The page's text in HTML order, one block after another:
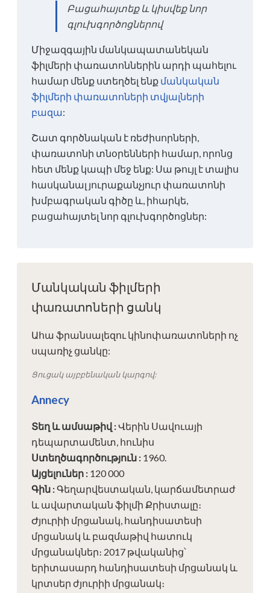
Բացահայտեք և կիսվեք նոր
գլուխգործոցներով
Միջազգային մանկապատանեկան
ֆիլմերի փառատոններին արդի պահելու
համար մենք ստեղծել ենք մանկական
ֆիլմերի փառատոների տվյալների
բազա:
Շատ գործնական է ռեժիսորների,
փառատոնի տնօրենների համար, որոնց
հետ մենք կապի մեջ ենք: Սա թույլ է տալիս
հասկանալ յուրաքանչյուր փառատոնի
խմբագրական գիծը և, իհարկե,
բացահայտել նոր գլուխգործոցներ:
Մանկական ֆիլմերի
փառատոների ցանկ
Ահա ֆրանսալեզու կինոփառատոների ոչ
սպառիչ ցանկը:
Ցուցակ այբբենական կարգով:
Annecy
Տեղ և ամսաթիվ :Վերին Սավուայի
դեպարտամենտ, հունիս
Ստեղծագործություն : 1960.
Այցելուներ : 120 000
Գին :Գեղարվեստական, կարճամետրաժ
և ավարտական ​​ֆիլմի Քրիստալը։
Ժյուրիի մրցանակ, հանդիսատեսի
մրցանակ և բազմաթիվ հատուկ
մրցանակներ։ 2017 թվականից՝
երիտասարդ հանդիսատեսի մրցանակ և
կրտսեր ժյուրիի մրցանակ։